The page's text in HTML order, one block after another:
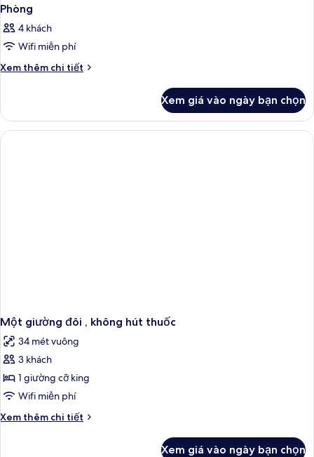
Phòng
4 khách
Wifi miễn phí
Xem thêm chi tiết
Chi
Phòng
Xem giá vào ngày bạn chọn
Một giường đôi , không hút thuốc
34 mét vuông
3 khách
1 giường cỡ king
Wifi miễn phí
Xem thêm chi tiết
Chi
Xem giá vào ngày bạn chọn